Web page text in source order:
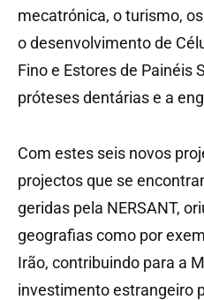
mecatrónica, o turismo,
o desenvolvimento de
Fino e Estores de Painéis
próteses dentárias e a
Com estes seis novos
projectos que se
geridas pela NERSANT,
geografias como por
Irão, contribuindo para a
investimento estrangeiro